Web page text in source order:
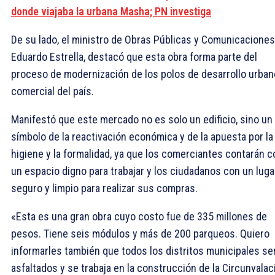
donde viajaba la urbana Masha; PN investiga
De su lado, el ministro de Obras Públicas y
Eduardo Estrella, destacó que esta obra forma parte del
proceso de modernización de los polos de desarrollo
comercial del país.
Manifestó que este mercado no es solo un edificio, sino un
símbolo de la reactivación económica y de la apuesta por la
higiene y la formalidad, ya que los comerciantes contarán
un espacio digno para trabajar y los ciudadanos con un
seguro y limpio para realizar sus compras.
«Esta es una gran obra cuyo costo fue de 335 millones de
pesos. Tiene seis módulos y más de 200 parqueos. Quiero
informarles también que todos los distritos municipales
asfaltados y se trabaja en la construcción de la